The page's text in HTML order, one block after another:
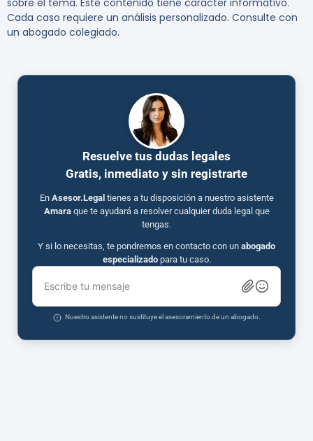
sobre el tema. Este contenido tiene carácter informativo.
Cada caso requiere un análisis personalizado. Consulte con
un abogado colegiado.
Resuelve tus dudas legales
Gratis, inmediato y sin registrarte
En Asesor.Legal tienes a tu disposición a nuestro asistente
Amaraque te ayudará a resolver cualquier duda legal que
tengas.
Y si lo necesitas, te pondremos en contacto con un abogado
especializadopara tu caso.
Escribe tu mensaje
Nuestro asistente no sustituye el asesoramiento de un abogado.